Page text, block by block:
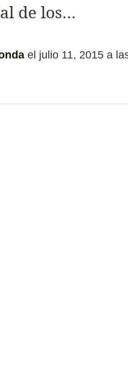
de los…
el julio 11, 2015 a